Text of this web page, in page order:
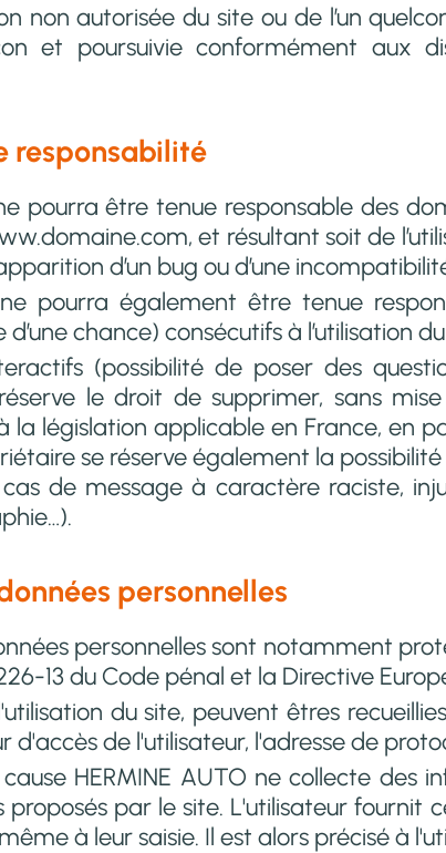
non autorisée du site ou de l’un
et poursuivie conformément aux
responsabilité
pourra être tenue responsable des
et résultant soit de
d’un bug ou d’une
pourra également être tenue
chance) consécutifs à l’utilisation
(possibilité de poser des
le droit de supprimer, sans
la législation applicable en France, en
se réserve également la
de message à caractère raciste,
personnelles
personnelles sont notamment
13 du Code pénal et la Directive
du site, peuvent êtres
d'accès de l'utilisateur, l'adresse de
HERMINE AUTO ne collecte des
proposés par le site. L'utilisateur
à leur saisie. Il est alors précisé à